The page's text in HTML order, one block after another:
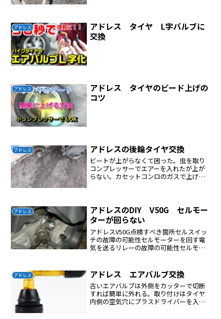
アドレス
アドレス タイヤ L字バルブに
交換
アドレス
アドレス タイヤのビード上げの
コツ
アドレス アドレスの後輪タイヤ交換
ビートが上がらなくて困った。虫を取り
コンプレッサーでエアーを入れたが上が
らない。カセットコンロのガスで上げた
後コンプレッサーでエアー...
アドレス
アドレスのDIY V50G セルモー
ターが回らない
アドレスV50G点検すべき箇所セルスイッ
チの故障の可能性セルモーターを回す電
気を送るリレーの故障の可能性セルモー
ーがあるのでセルモーター単体にバッテ
リーを直結して回るか...
アドレス アドレス エアバルブ交換
古いエアバルブは外側をカッターで切断
すれば簡単に外れる。取り付けはタイヤ
内側の空気穴にプラスドライバーを入れ